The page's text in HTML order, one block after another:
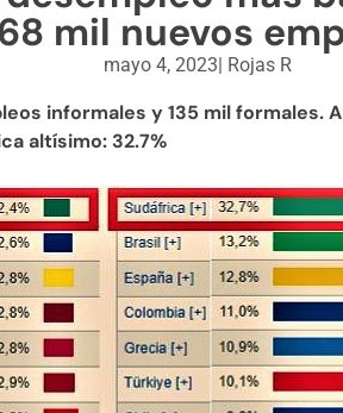
mil nuevos
mayo 4, 2023 Rojas R
informales y 135 mil formales.
altísimo: 32.7%